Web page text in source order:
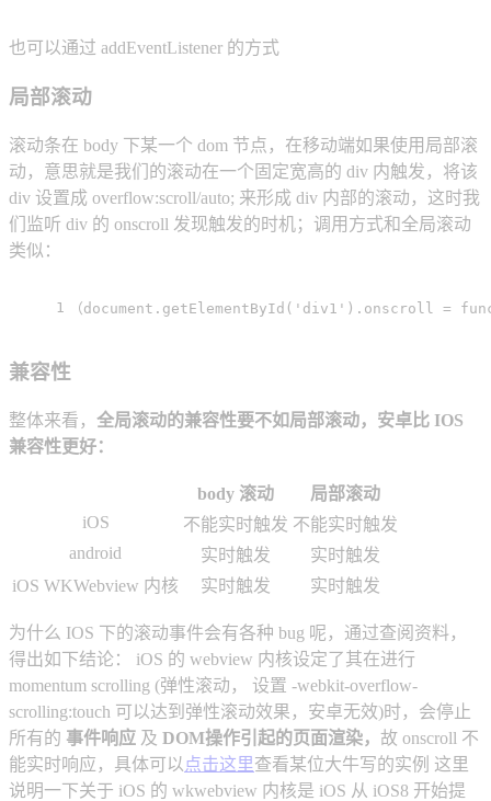
也可以通过 addEventListener 的方式
局部滚动
滚动条在 body 下某一个 dom 节点，在移动端如果使用局部滚
动，意思就是我们的滚动在一个固定宽高的 div 内触发，将该
div 设置成 overflow:scroll/auto; 来形成 div 内部的滚动，这时我
们监听 div 的 onscroll 发现触发的时机；调用方式和全局滚动
类似：
1 （document . getElementById ( 'div1' ). onscroll =
兼容性
整体来看， 全局滚动的兼容性要不如局部滚动，安卓比 IOS
兼容性更好：
body 滚动
局部滚动
iOS
不能实时触发 不能实时触发
android
实时触发
实时触发
iOS WKWebview 内核
实时触发 实时触发
为什么 IOS 下的滚动事件会有各种 bug 呢，通过查阅资料，
得出如下结论： iOS 的 webview 内核设定了其在进行
momentum scrolling (弹性滚动， 设置 -webkit-overflow-
scrolling:touch 可以达到弹性滚动效果，安卓无效)时，会停止
所有的 事件响应 及 DOM操作引起的页面渲染， 故 onscroll 不
能实时响应，具体可以 点击这里查看某位大牛写的实例 这里
说明一下关于 iOS 的 wkwebview 内核是 iOS 从 iOS8 开始提